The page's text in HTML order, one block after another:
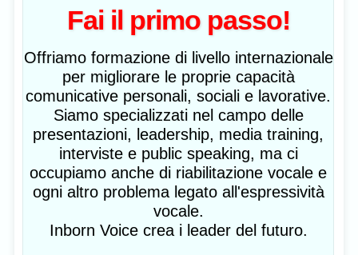
Fai il primo passo!
Offriamo formazione di livello internazionale
per migliorare le proprie capacità
comunicative personali, sociali e lavorative.
Siamo specializzati nel campo delle
presentazioni, leadership, media training,
interviste e public speaking, ma ci
occupiamo anche di riabilitazione vocale e
ogni altro problema legato all'espressività
vocale.
Inborn Voice crea i leader del futuro.